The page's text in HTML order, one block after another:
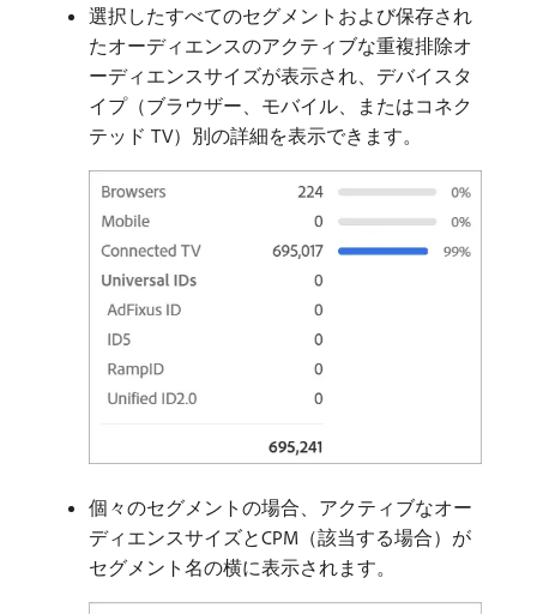
選択したすべてのセグメントおよび保存され
たオーディエンスのアクティブな重複排除オ
ーディエンスサイズが表示され、デバイスタ
イプ（ブラウザー、モバイル、またはコネク
テッド TV）別の詳細を表示できます。
個々のセグメントの場合、アクティブなオー
ディエンスサイズとCPM（該当する場合）が
セグメント名の横に表示されます。